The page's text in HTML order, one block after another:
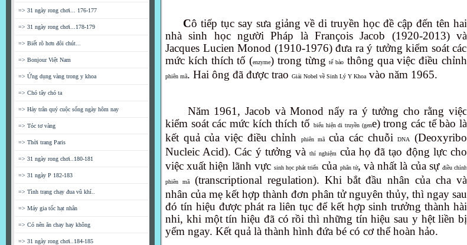
=> 31 ngày rong chơi... 176-177
=> 31 ngày rong chơi...178-179
=> Biết rõ hơn đôi chút...
=> Bonjour Việt Nam
=> Ứng dụng vàng trong y khoa
=> Chó tây chó ta
=> Hảy trân quý cuộc sống ngày hôm nay
=> Tóc tơ vàng
=> Thời trang Paris
=> 31 ngày rong chơi..180-181
=> 31 ngày P 182-183
=> Tình trạng chạy đua vũ khí..
=> Máy gia tốc hạt nhân
=> Có nên ăn chay hay không
=> 31 ngày rong chơi..184-185
Cô tiếp tục say sưa giảng về di truyền học đề cập đến tên hai
nhà sinh học người Pháp là François Jacob (1920-2013) và
Jacques Lucien Monod (1910-1976) đưa ra ý tưởng kiểm soát các
mức kích thích tố (enzyme) trong từngtế bào thông qua việc điều chỉnh
phiên mã. Hai ông đã được trao Giải Nobel về Sinh Lý Y Khoa vào năm 1965.
Năm 1961, Jacob và Monod nẩy ra ý tưởng cho rằng việc
kiểm soát các mức kích thích tố
biểu hiện di truyền (gene) trong các tế bào là
kết quả của việc điều chỉnh
phiên mãcủa các chuỗiDNA
(Deoxyribo
Nucleic Acid). Các ý tưởng vàthí nghiệm
của họ đã tạo động lực cho
việc xuất hiện lãnh vực sinh học phát triển của phân tử, và nhất là của sự điều chỉnh
phiên mã(transcriptional regulation). Khi bắt đầu nhân của cha và
nhân của mẹ kết hợp thành đơn phân tử nguyên thủy, thì ngay sau
đó tín hiệu được phát ra liên tục để kết hợp sinh trưởng thành hài
nhi, khi một tín hiệu đã có rồi thì những tín hiệu sau y hệt liền bị
yểm ngay. Kết quả là thành hình đứa bé có cơ thể hoàn hảo.